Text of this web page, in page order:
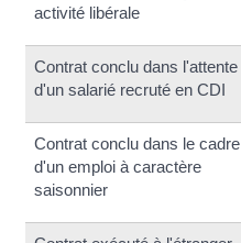
activité libérale
Contrat conclu dans l'attente
d'un salarié recruté en CDI
Contrat conclu dans le cadre
d'un emploi à caractère
saisonnier